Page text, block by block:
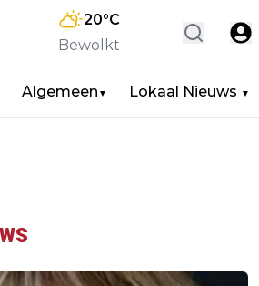
20°C
Bewolkt
Algemeen ▼ Lokaal Nieuws ▼